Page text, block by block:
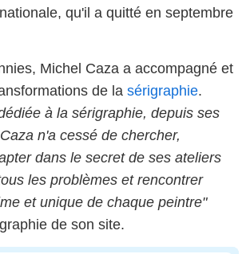
qu'il a quitté en septembre
Michel Caza a accompagné et
de la sérigraphie.
à la sérigraphie, depuis ses
n'a cessé de chercher,
dans le secret de ses ateliers
les problèmes et rencontrer
et unique de chaque peintre"
de son site.